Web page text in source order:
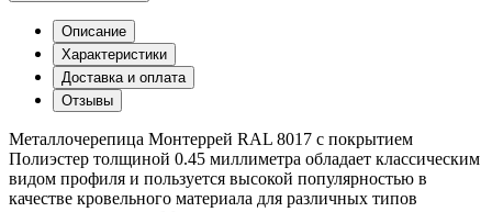
Описание
Характеристики
Доставка и оплата
Отзывы
Металлочерепица Монтеррей RAL 8017 с покрытием
Полиэстер толщиной 0.45 миллиметра обладает классическим
видом профиля и пользуется высокой популярностью в
качестве кровельного материала для различных типов